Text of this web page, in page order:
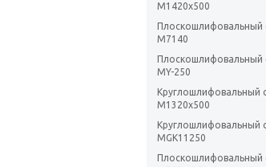
M1420x500
Плоскошлифовальный
M7140
Плоскошлифовальный
MY-250
Круглошлифовальный
M1320x500
Круглошлифовальный
MGK11250
Плоскошлифовальный